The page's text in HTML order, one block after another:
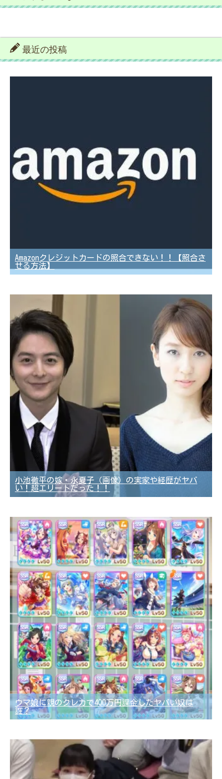
最近の投稿
Amazonクレジットカードの照合できない！！【照合さ
せる方法】
小池徹平の嫁・永夏子（画像）の実家や経歴がヤバ
い！超エリートだった！！
ウマ娘に親のクレカで400万円課金したヤバい奴は
誰？